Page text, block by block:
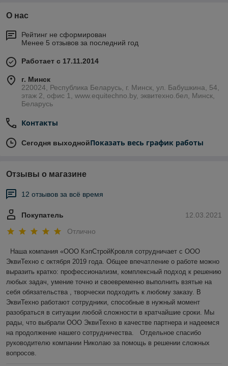
О нас
Рейтинг не сформирован
Менее 5 отзывов за последний год
Работает с 17.11.2014
г. Минск
220024, Республика Беларусь, г. Минск, ул. Бабушкина, 54,
этаж 2, офис 1, www.equitechno.by, эквитехно.бел, Минск,
Беларусь
Контакты
Сегодня выходнойПоказать весь график работы
Отзывы о магазине
12 отзывов за всё время
12.03.2021
Покупатель
Отлично
Наша компания «ООО КэпСтройКровля сотрудничает с ООО
ЭквиТехно с октября 2019 года. Общее впечатление о работе можно
выразить кратко: профессионализм, комплексный подход к решению
любых задач, умение точно и своевременно выполнить взятые на
себя обязательства , творчески подходить к любому заказу. В
ЭквиТехно работают сотрудники, способные в нужный момент
разобраться в ситуации любой сложности в кратчайшие сроки. Мы
рады, что выбрали ООО ЭквиТехно в качестве партнера и надеемся
на продолжение нашего сотрудничества.   Отдельное спасибо
руководителю компании Николаю за помощь в решении сложных
вопросов.